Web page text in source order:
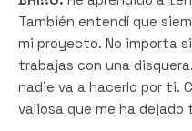
También entendí que
mi proyecto. No importa
trabajas con una
nadie va a hacerlo por ti.
valiosa que me ha